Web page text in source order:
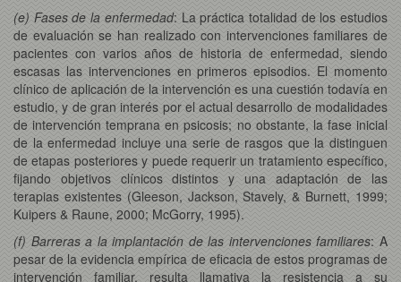
(e) Fases de la enfermedad: La práctica totalidad de los estudios
de evaluación se han realizado con intervenciones familiares de
pacientes con varios años de historia de enfermedad, siendo
escasas las intervenciones en primeros episodios. El momento
clínico de aplicación de la intervención es una cuestión todavía en
estudio, y de gran interés por el actual desarrollo de modalidades
de intervención temprana en psicosis; no obstante, la fase inicial
de la enfermedad incluye una serie de rasgos que la distinguen
de etapas posteriores y puede requerir un tratamiento específico,
fijando objetivos clínicos distintos y una adaptación de las
terapias existentes (Gleeson, Jackson, Stavely, & Burnett, 1999;
Kuipers & Raune, 2000; McGorry, 1995).
(f) Barreras a la implantación de las intervenciones familiares: A
pesar de la evidencia empírica de eficacia de estos programas de
intervención familiar, resulta llamativa la resistencia a su